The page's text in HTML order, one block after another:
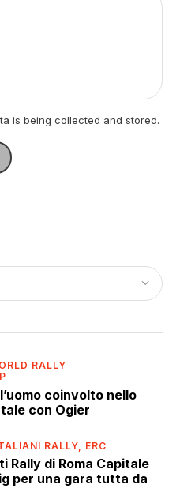
is being collected and stored.
RALLY
coinvolto nello
con Ogier
RALLY, ERC
Rally di Roma Capitale
per una gara tutta da